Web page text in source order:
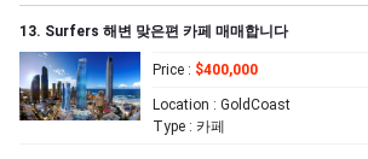
13. Surfers 해변 맞은편 카페 매매합니다
Price : $400,000
Location : GoldCoast
Type : 카페